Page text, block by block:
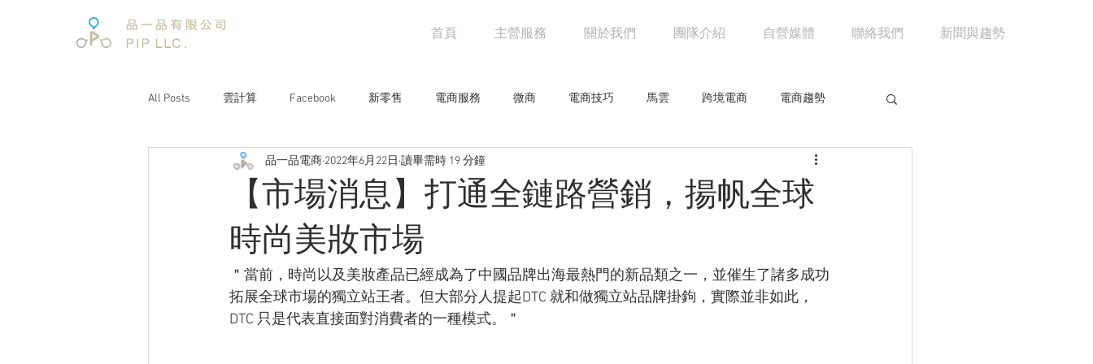
首頁 主營服務 關於我們 團隊介紹 自營媒體 聯絡我們 新聞與趨勢
All Posts 雲計算 Facebook 新零售 電商服務 微商 電商技巧 馬雲 跨境電商 電商趨勢
電子商務報告 阿里巴巴 電商物流 京東
品牌經營 互聯網人物
阿里巴巴 未來零售
【市場消息】打通全鏈路營銷，揚帆全球
時尚美妝市場
品一品電商 2022年6月22日 讀畢需時 19 分鐘
＂當前，時尚以及美妝產品已經成為了中國品牌出海最熱門的新品類之一，並催生了諸多成功
拓展全球市場的獨立站王者。但大部分人提起DTC 就和做獨立站品牌掛鉤，實際並非如此，
DTC 只是代表直接面對消費者的一種模式。＂